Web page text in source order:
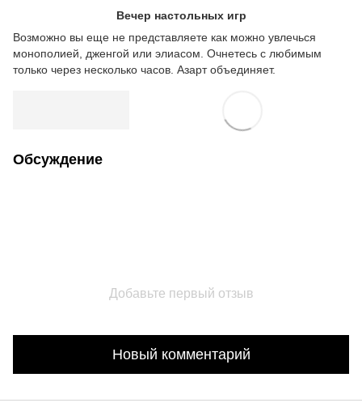
Вечер настольных игр
Возможно вы еще не представляете как можно увлечься
монополией, дженгой или элиасом. Очнетесь с любимым
только через несколько часов. Азарт объединяет.
Обсуждение
Добавьте первый отзыв
Новый комментарий